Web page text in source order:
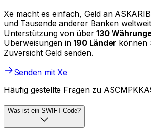
Xe macht es einfach, Geld an
und Tausende anderer Banken
Unterstützung von über 130
Überweisungen in 190 Länder können
Zuversicht Geld senden.
Senden mit Xe
Häufig gestellte Fragen zu
Was ist ein SWIFT-Code?